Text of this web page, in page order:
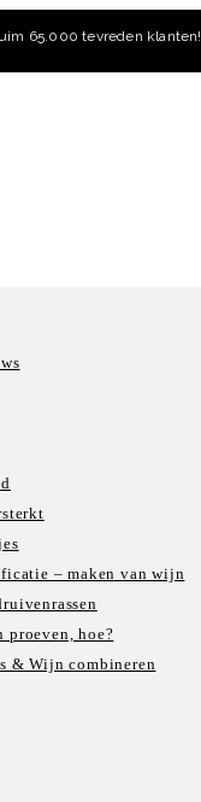
65.000 tevreden klanten!
– maken van wijn
proeven, hoe?
& Wijn combineren